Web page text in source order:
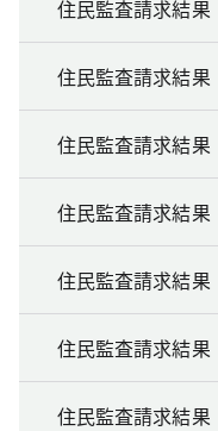
住民監査請求結果
住民監査請求結果
住民監査請求結果
住民監査請求結果
住民監査請求結果
住民監査請求結果
住民監査請求結果